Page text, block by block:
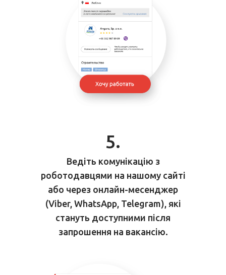
5.
Ведіть комунікацію з
роботодавцями на нашому сайті
або через онлайн-месенджер
(Viber, WhatsApp, Telegram), які
стануть доступними після
запрошення на вакансію.